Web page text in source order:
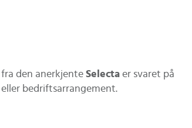
den anerkjente Selecta er svaret på
bedriftsarrangement.